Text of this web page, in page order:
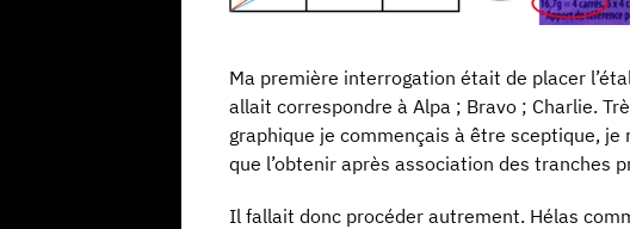
Ma première interrogation était de placer
allait correspondre à Alpa ; Bravo ; Charlie.
graphique je commençais à être sceptique,
que l’obtenir après association des tranches
Il fallait donc procéder autrement. Hélas